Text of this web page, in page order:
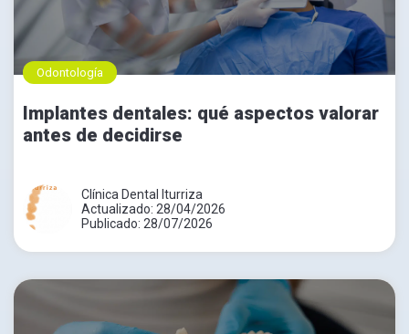
Odontología
Implantes dentales: qué aspectos valorar
antes de decidirse
Clínica Dental Iturriza
Actualizado: 28/04/2026
Publicado: 28/07/2026